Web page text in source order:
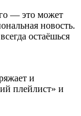
— это может
новость.
остаёшься
и
плейлист» и